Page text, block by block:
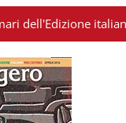
dell'Edizione